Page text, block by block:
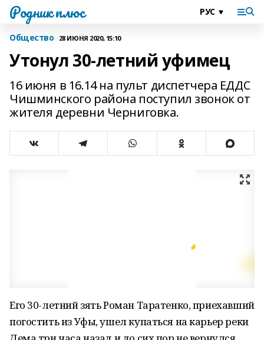
Родник плюс
Общество 28 ИЮНЯ 2020, 15:10
Утонул 30-летний уфимец
16 июня в 16.14 на пульт диспетчера ЕДДС
Чишминского района поступил звонок от
жителя деревни Черниговка.
Его 30-летний зять Роман Таратенко, приехавший
погостить из Уфы, ушел купаться на карьер реки